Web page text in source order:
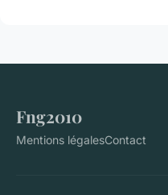
Fng2010
Mentions légalesContact